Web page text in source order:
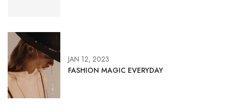
JAN 12, 2023
FASHION MAGIC EVERYDAY